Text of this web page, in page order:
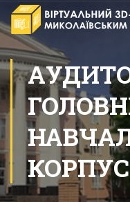
КОРПУС